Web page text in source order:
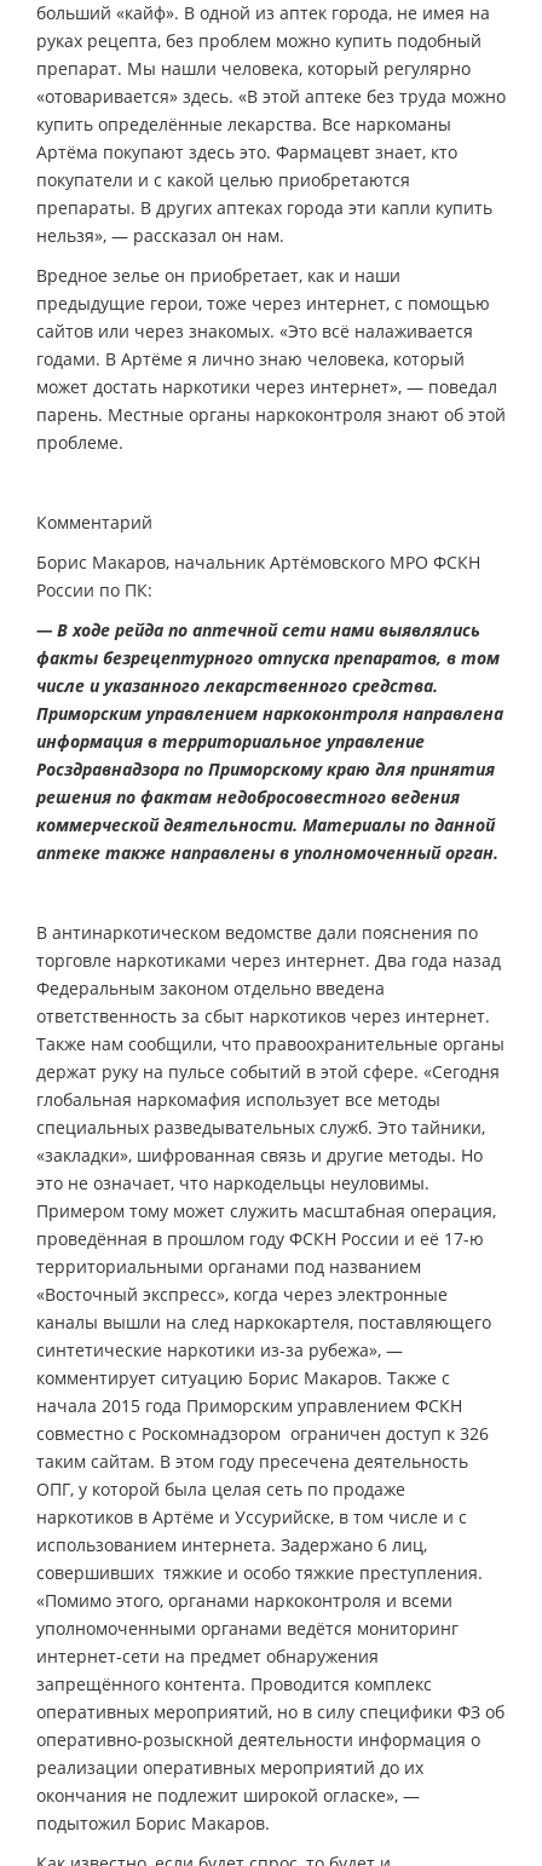
больший «кайф». В одной из аптек города, не имея на
руках рецепта, без проблем можно купить подобный
препарат. Мы нашли человека, который регулярно
«отоваривается» здесь. «В этой аптеке без труда можно
купить определённые лекарства. Все наркоманы
Артёма покупают здесь это. Фармацевт знает, кто
покупатели и с какой целью приобретаются
препараты. В других аптеках города эти капли купить
нельзя», — рассказал он нам.
Вредное зелье он приобретает, как и наши
предыдущие герои, тоже через интернет, с помощью
сайтов или через знакомых. «Это всё налаживается
годами. В Артёме я лично знаю человека, который
может достать наркотики через интернет», — поведал
парень. Местные органы наркоконтроля знают об этой
проблеме.
Комментарий
Борис Макаров, начальник Артёмовского МРО ФСКН
России по ПК:
— В ходе рейда по аптечной сети нами выявлялись
факты безрецептурного отпуска препаратов, в том
числе и указанного лекарственного средства.
Приморским управлением наркоконтроля направлена
информация в территориальное управление
Росздравнадзора по Приморскому краю для принятия
решения по фактам недобросовестного ведения
коммерческой деятельности. Материалы по данной
аптеке также направлены в уполномоченный орган.
В антинаркотическом ведомстве дали пояснения по
торговле наркотиками через интернет. Два года назад
Федеральным законом отдельно введена
ответственность за сбыт наркотиков через интернет.
Также нам сообщили, что правоохранительные органы
держат руку на пульсе событий в этой сфере. «Сегодня
глобальная наркомафия использует все методы
специальных разведывательных служб. Это тайники,
«закладки», шифрованная связь и другие методы. Но
это не означает, что наркодельцы неуловимы.
Примером тому может служить масштабная операция,
проведённая в прошлом году ФСКН России и её 17-ю
территориальными органами под названием
«Восточный экспресс», когда через электронные
каналы вышли на след наркокартеля, поставляющего
синтетические наркотики из-за рубежа», —
комментирует ситуацию Борис Макаров. Также с
начала 2015 года Приморским управлением ФСКН
совместно с Роскомнадзором ограничен доступ к 326
таким сайтам. В этом году пресечена деятельность
ОПГ, у которой была целая сеть по продаже
наркотиков в Артёме и Уссурийске, в том числе и с
использованием интернета. Задержано 6 лиц,
совершивших тяжкие и особо тяжкие преступления.
«Помимо этого, органами наркоконтроля и всеми
уполномоченными органами ведётся мониторинг
интернет-сети на предмет обнаружения
запрещённого контента. Проводится комплекс
оперативных мероприятий, но в силу специфики ФЗ об
оперативно-розыскной деятельности информация о
реализации оперативных мероприятий до их
окончания не подлежит широкой огласке», —
подытожил Борис Макаров.